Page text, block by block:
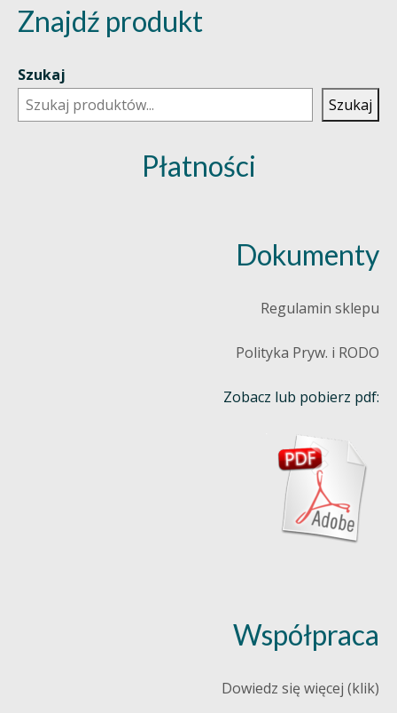
Znajdź produkt
Szukaj
Szukaj
Płatności
Dokumenty
Regulamin sklepu
Polityka Pryw. i RODO
Zobacz lub pobierz pdf:
Współpraca
Dowiedz się więcej (klik)